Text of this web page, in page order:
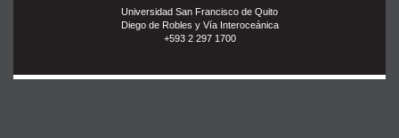
Universidad San Francisco de Quito
Diego de Robles y Vía Interoceánica
+593 2 297 1700